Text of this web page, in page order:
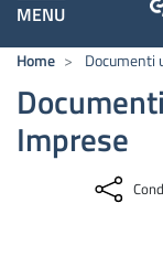
MENU
Servizio
Home Documenti
Imprese